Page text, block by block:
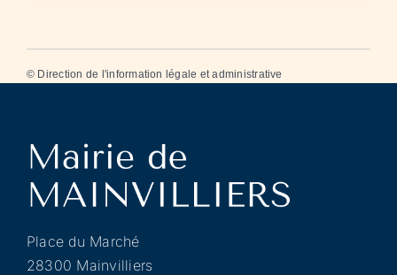
© Direction de l'information légale et administrative
Place du Marché
28300 Mainvilliers